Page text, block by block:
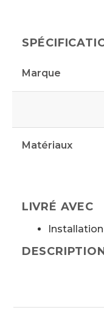
Marque
Matériaux
LIVRÉ AVEC